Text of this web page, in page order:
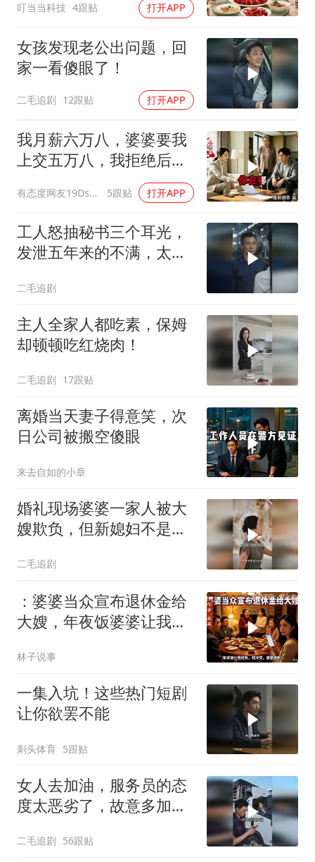
叮当当科技 4跟贴 打开APP
女孩发现老公出问题，回
家一看傻眼了！
二毛追剧 12跟贴 打开APP
我月薪六万八，婆婆要我
上交五万八，我拒绝后她
换了门锁，12天后我决意
离婚
有态度网友19Dsym 5跟贴 打开APP
工人怒抽秘书三个耳光，
发泄五年来的不满，太解
二毛追剧
主人全家人都吃素，保姆
却顿顿吃红烧肉！
二毛追剧 17跟贴
离婚当天妻子得意笑，次
日公司被搬空傻眼
来去自如的小章
婚礼现场婆婆一家人被大
嫂欺负，但新媳妇不是好
二毛追剧
：婆婆当众宣布退休金给
大嫂，年夜饭婆婆让我结
林子说事
一集入坑！这些热门短剧
让你欲罢不能
刺头体育 5跟贴
女人去加油，服务员的态
度太恶劣了，故意多加油
二毛追剧 56跟贴